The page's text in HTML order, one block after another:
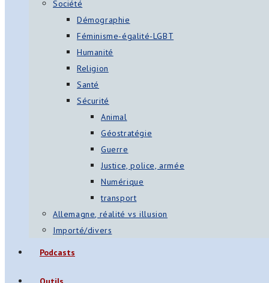
Société
Démographie
Féminisme-égalité-LGBT
Humanité
Religion
Santé
Sécurité
Animal
Géostratégie
Guerre
Justice, police, armée
Numérique
transport
Allemagne, réalité vs illusion
Importé/divers
Podcasts